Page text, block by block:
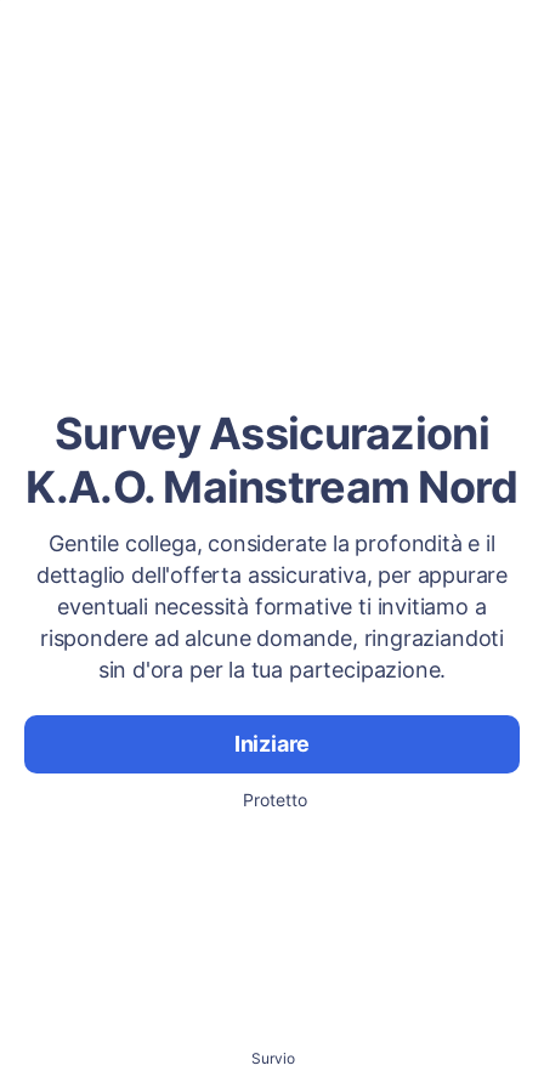
Survey Assicurazioni
K.A.O. Mainstream Nord
Gentile collega, considerate la profondità e il
dettaglio dell'offerta assicurativa, per appurare
eventuali necessità formative ti invitiamo a
rispondere ad alcune domande, ringraziandoti
sin d'ora per la tua partecipazione.
Iniziare
Protetto
Survio